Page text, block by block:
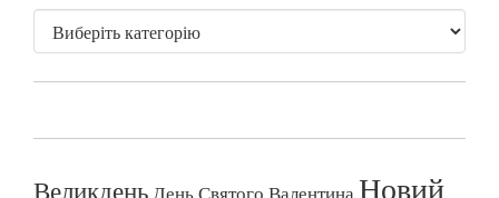
Великдень
Новий